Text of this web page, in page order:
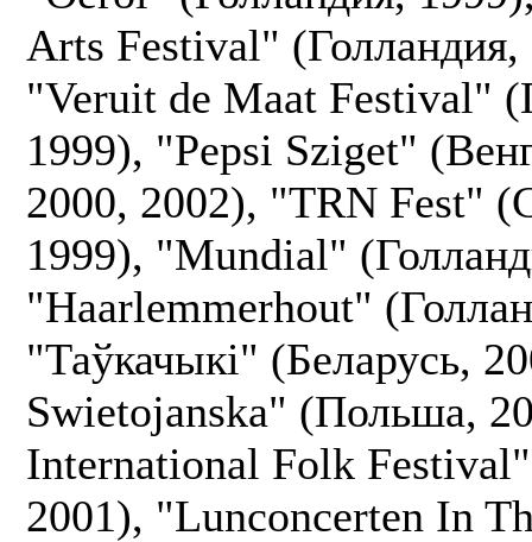
Arts Festival" (Голландия,
"Veruit de Maat Festival"
1999), "Pepsi Sziget"
2000, 2002), "TRN Fest"
1999), "Mundial"
"Haarlemmerhout"
"Таўкачыкі" (Беларусь,
Swietojanska" (Польша,
International Folk
2001), "Lunconcerten In